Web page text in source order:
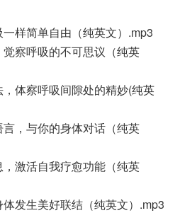
一样简单自由（纯英文）.mp3
觉察呼吸的不可思议（纯英
，体察呼吸间隙处的精妙(纯英
言，与你的身体对话（纯英
，激活自我疗愈功能（纯英
体发生美好联结（纯英文）.mp3